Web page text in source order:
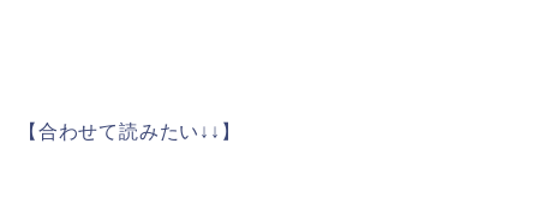
【合わせて読みたい↓↓】